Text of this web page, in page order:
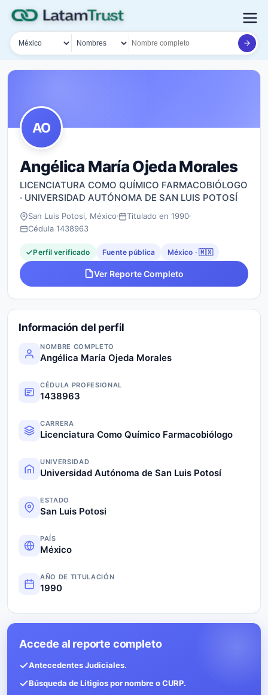
País
Tipo de búsqueda
Nombre o documento
AO
Angélica María Ojeda Morales
LICENCIATURA COMO QUÍMICO FARMACOBIÓLOGO
· UNIVERSIDAD AUTÓNOMA DE SAN LUIS POTOSÍ
San Luis Potosi, México
Titulado en 1990
Cédula 1438963
Perfil verificado Fuente pública México · 🇲🇽
Ver Reporte Completo
Información del perfil
NOMBRE COMPLETO
Angélica María Ojeda Morales
CÉDULA PROFESIONAL
1438963
CARRERA
Licenciatura Como Químico Farmacobiólogo
UNIVERSIDAD
Universidad Autónoma de San Luis Potosí
ESTADO
San Luis Potosi
PAÍS
México
AÑO DE TITULACIÓN
1990
Accede al reporte completo
Antecedentes Judiciales.
Búsqueda de Litigios por nombre o CURP.